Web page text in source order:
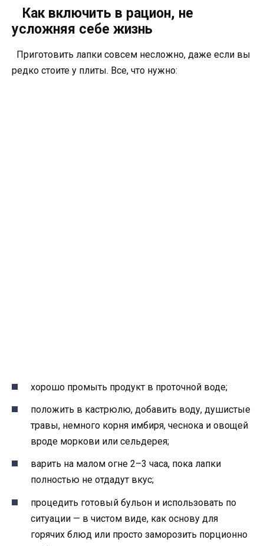
Как включить в рацион, не
усложняя себе жизнь
Приготовить лапки совсем несложно, даже если вы
редко стоите у плиты. Все, что нужно:
хорошо промыть продукт в проточной воде;
положить в кастрюлю, добавить воду, душистые
травы, немного корня имбиря, чеснока и овощей
вроде моркови или сельдерея;
варить на малом огне 2–3 часа, пока лапки
полностью не отдадут вкус;
процедить готовый бульон и использовать по
ситуации — в чистом виде, как основу для
горячих блюд или просто заморозить порционно